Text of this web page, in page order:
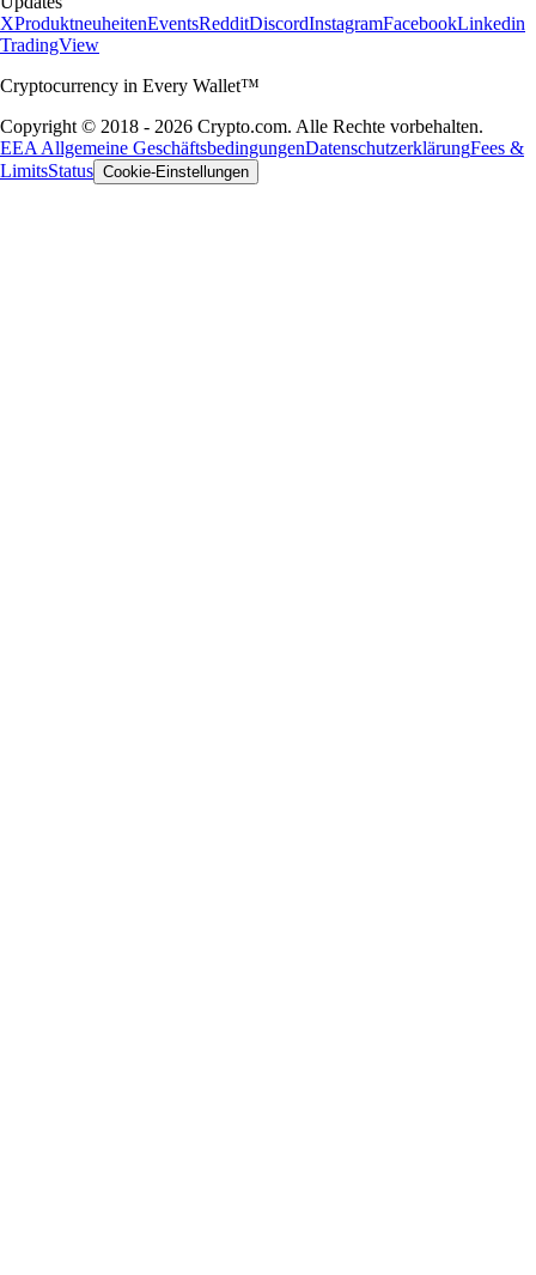
XProduktneuheitenEventsRedditDiscordInstagramFacebookLinkedin
TradingView
Cryptocurrency in Every Wallet™
Copyright © 2018 - 2026 Crypto.com. Alle Rechte vorbehalten.
EEA Allgemeine GeschäftsbedingungenDatenschutzerklärungFees &
LimitsStatus Cookie-Einstellungen